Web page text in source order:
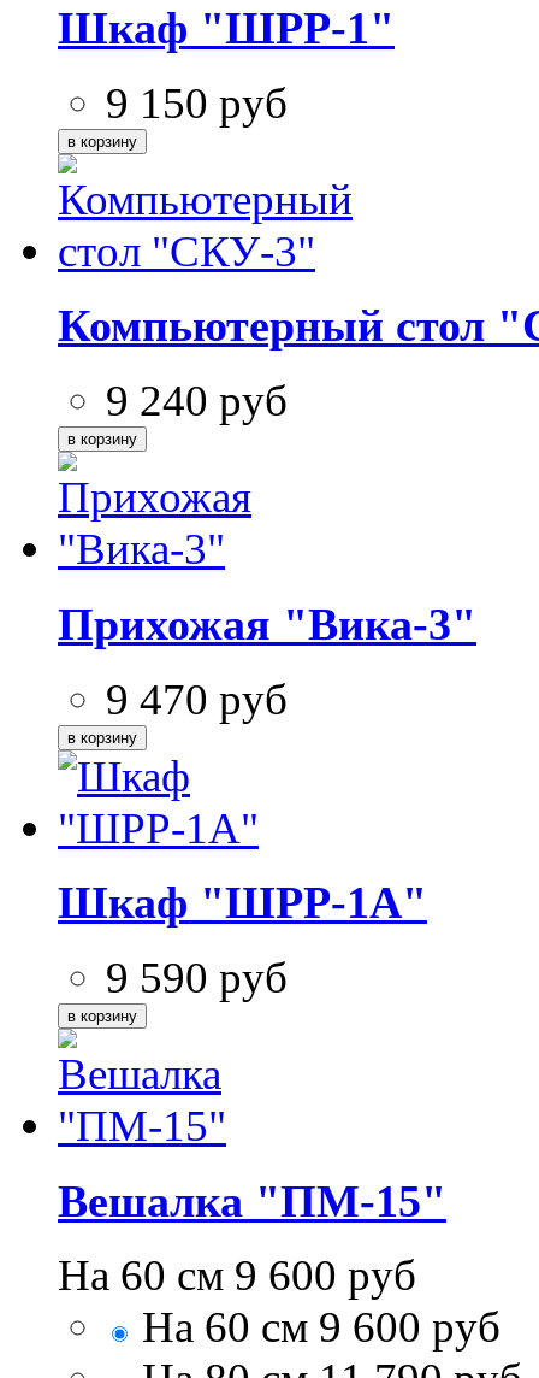
Шкаф "ШРР-1"
9 150 руб
Компьютерный стол
9 240 руб
Прихожая "Вика-3"
9 470 руб
Шкаф "ШРР-1А"
9 590 руб
Вешалка "ПМ-15"
На 60 см 9 600 руб
На 60 см 9 600 руб